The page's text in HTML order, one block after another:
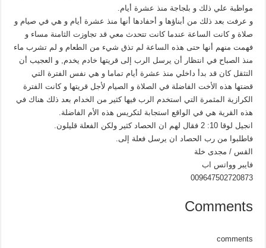
مواظبة علي ذلك و بلجاجة منذ عشرة أيام.
و عرفت بعد ذلك من أبناؤها و أحفادها أنها منذ عشرة أيام و هي في صيام و
صلاة و كانت الساعة عندما كانت تتحدث معي قد تجاوزت الثامنة مساء و
فهمت منهم أنها حتى هذه الساعة لم تذق شيء من الطعام و لم تشرب ماء
منذ الصباح في انتظار أن يرسل الرب إلى قريتها خادم يخدم, و العجيب أن
التثقل كان قد بدأ داخلي منذ عشرة أيام تماما و هي نفس الفترة التي
قضتها هذه الأخت الفاضلة في الصلاة و الصيام لأجل قريتها و كانت الفترة
الكرازية المثمرة التي استخدم الرب فيها كثير من الخدام بعد ذلك هناك في
هذه القرية هي في الواقع استجابة لتكريس هذه الأم الفاضلة.
انجيل لوقا 10: 2 فقال لهم ان الحصاد كثير ولكن الفعلة قليلون.
فاطلبوا من رب الحصاد ان يرسل فعلة إلى.
القس / مجدى خلة
فايبر وواتس اب
009647502720873
Comments
comments